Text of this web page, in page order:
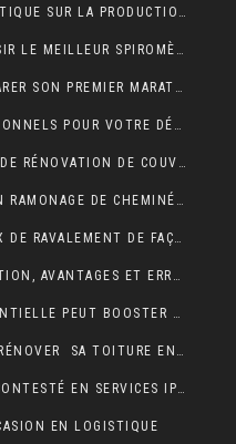
L’IMPACT DU CHANGEMENT CLIMATIQUE SUR LA PRODUCTION DE VANILLE À MADAGASCAR
GUIDE D’ACHAT : COMMENT CHOISIR LE MEILLEUR SPIROMÈTRE POUR VOS BESOINS
LES ÉTAPES À SUIVRE POUR PRÉPARER SON PREMIER MARATHON
POURQUOI CHOISIR DES PROFESSIONNELS POUR VOTRE DÉMÉNAGEMENT CLICHY ?
COMMENT RÉUSSIR SES TRAVAUX DE RÉNOVATION DE COUVERTURE ?
QUELS SONT LES TARIFS POUR UN RAMONAGE DE CHEMINÉE ?
POURQUOI RÉALISER DES TRAVAUX DE RAVALEMENT DE FAÇADE ?
RAVALEMENT DE FAÇADE : DÉFINITION, AVANTAGES ET ERREURS À ÉVITER
COMMENT UNE AGENCE ÉVÉNEMENTIELLE PEUT BOOSTER L’ATTRACTIVITÉ D’UNE DESTINATION TOURISTIQUE ?
LA TECHNIQUE À ADOPTER POUR RÉNOVER SA TOITURE EN TUILES
IPTV FRANCE STORE : LEADER INCONTESTÉ EN SERVICES IPTV DE QUALITÉ SUPÉRIEURE
EN LOGISTIQUE